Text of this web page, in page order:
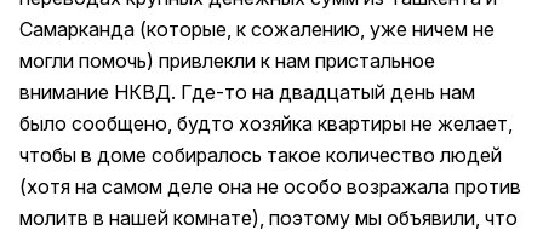
Самарканда (которые, к сожалению, уже ничем не
могли помочь) привлекли к нам пристальное
внимание НКВД. Где-то на двадцатый день нам
было сообщено, будто хозяйка квартиры не желает,
чтобы в доме собиралось такое количество людей
(хотя на самом деле она не особо возражала против
молитв в нашей комнате), поэтому мы объявили, что